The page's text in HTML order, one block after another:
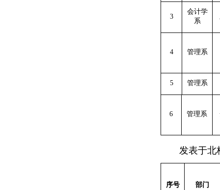
3
会计学
系
4 管理系
5 管理系
6 管理系
发表于北
序号 部门